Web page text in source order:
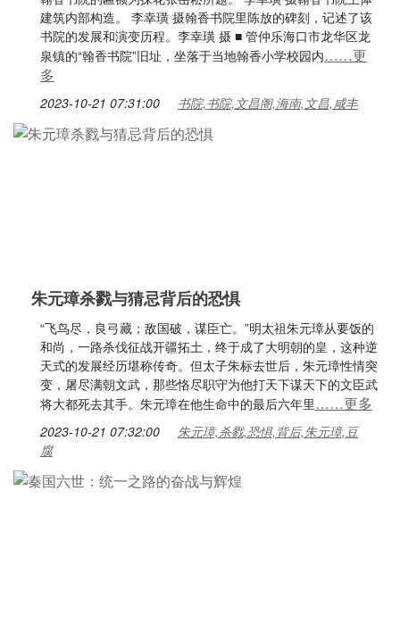
建筑内部构造。 李幸璜 摄翰香书院里陈放的碑刻，记述了该
书院的发展和演变历程。李幸璜 摄 ■ 管仲乐海口市龙华区龙
泉镇的“翰香书院”旧址，坐落于当地翰香小学校园内……更
多
2023-10-21 07:31:00 书院,书院,文昌阁,海南,文昌,咸丰
朱元璋杀戮与猜忌背后的恐惧
“飞鸟尽，良弓藏；敌国破，谋臣亡。”明太祖朱元璋从要饭的
和尚，一路杀伐征战开疆拓土，终于成了大明朝的皇，这种逆
天式的发展经历堪称传奇。但太子朱标去世后，朱元璋性情突
变，屠尽满朝文武，那些恪尽职守为他打天下谋天下的文臣武
将大都死去其手。朱元璋在他生命中的最后六年里……更多
2023-10-21 07:32:00
朱元璋,杀戮,恐惧,背后,朱元璋,豆
腐